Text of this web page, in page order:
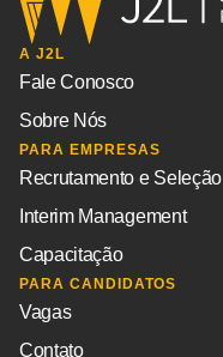
A J2L
Fale Conosco
Sobre Nós
PARA EMPRESAS
Recrutamento e Seleção
Interim Management
Capacitação
PARA CANDIDATOS
Vagas
Contato